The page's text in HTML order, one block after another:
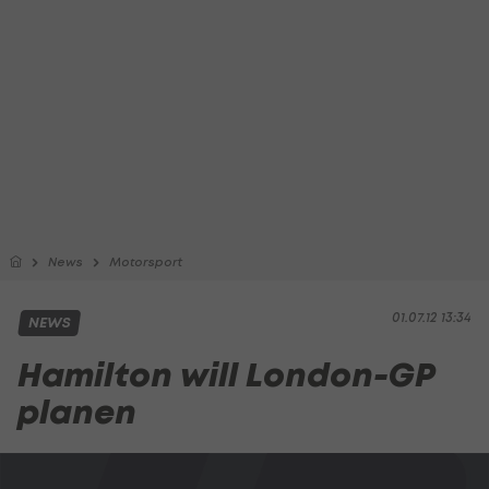
News Motorsport
01.07.12 13:34
NEWS
Hamilton will London-GP
planen